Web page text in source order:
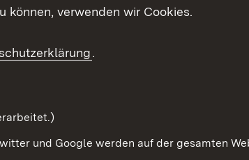
Beteiligung stärken
können, verwenden wir Cookies.
.
und Google werden auf der gesamten